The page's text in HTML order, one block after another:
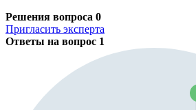
Решения вопроса 0
Пригласить эксперта
Ответы на вопрос 1